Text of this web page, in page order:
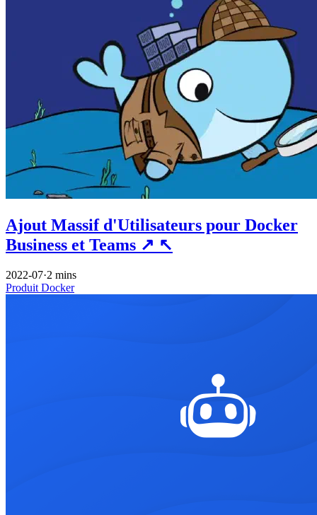
Ajout Massif d'Utilisateurs pour Docker
Business et Teams ↗ ↖
2022-07·2 mins
Produit Docker